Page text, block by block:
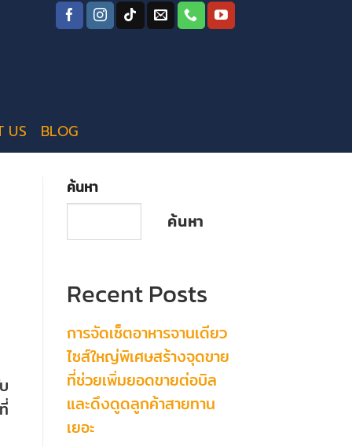
US BLOG
ค้นหา
ค้นหา
Recent Posts
การจัดเซ็ตอาหารจานเดียว
ไซส์ใหญ่พิเศษสร้างจุดขาย
ที่ช่วยเพิ่มยอดขายต่อบิล
และดึงดูดลูกค้าสายทาน
เยอะ